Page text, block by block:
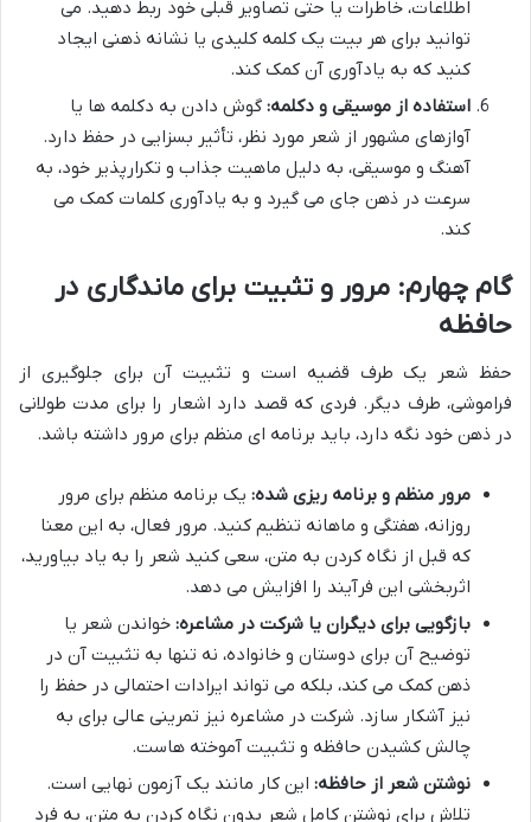
اطلاعات، خاطرات یا حتی تصاویر قبلی خود ربط دهید. می
توانید برای هر بیت یک کلمه کلیدی یا نشانه ذهنی ایجاد
کنید که به یادآوری آن کمک کند.
استفاده از موسیقی و دکلمه: گوش دادن به دکلمه ها یا
آوازهای مشهور از شعر مورد نظر، تأثیر بسزایی در حفظ دارد.
آهنگ و موسیقی، به دلیل ماهیت جذاب و تکرارپذیر خود، به
سرعت در ذهن جای می گیرد و به یادآوری کلمات کمک می
کند.
گام چهارم: مرور و تثبیت برای ماندگاری در
حافظه
حفظ شعر یک طرف قضیه است و تثبیت آن برای جلوگیری از
فراموشی، طرف دیگر. فردی که قصد دارد اشعار را برای مدت طولانی
در ذهن خود نگه دارد، باید برنامه ای منظم برای مرور داشته باشد.
مرور منظم و برنامه ریزی شده: یک برنامه منظم برای مرور
روزانه، هفتگی و ماهانه تنظیم کنید. مرور فعال، به این معنا
که قبل از نگاه کردن به متن، سعی کنید شعر را به یاد بیاورید،
اثربخشی این فرآیند را افزایش می دهد.
بازگویی برای دیگران یا شرکت در مشاعره: خواندن شعر یا
توضیح آن برای دوستان و خانواده، نه تنها به تثبیت آن در
ذهن کمک می کند، بلکه می تواند ایرادات احتمالی در حفظ را
نیز آشکار سازد. شرکت در مشاعره نیز تمرینی عالی برای به
چالش کشیدن حافظه و تثبیت آموخته هاست.
نوشتن شعر از حافظه: این کار مانند یک آزمون نهایی است.
تلاش برای نوشتن کامل شعر بدون نگاه کردن به متن، به فرد